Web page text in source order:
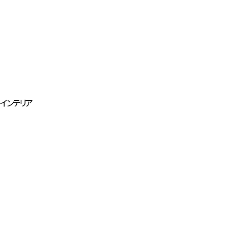
インテリア